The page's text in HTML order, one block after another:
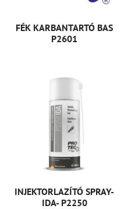
FÉK KARBANTARTÓ BAS
P2601
INJEKTORLAZÍTÓ SPRAY-
IDA- P2250